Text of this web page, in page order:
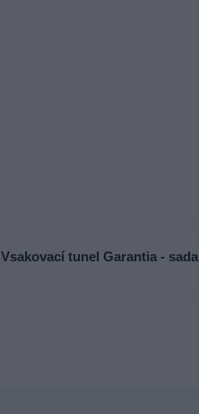
Vsakovací tunel Garantia - sada